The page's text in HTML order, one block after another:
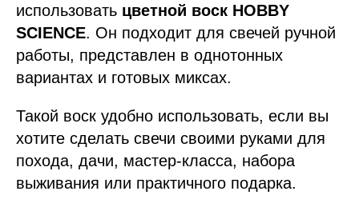
использовать цветной воск HOBBY
SCIENCE. Он подходит для свечей ручной
работы, представлен в однотонных
вариантах и готовых миксах.
Такой воск удобно использовать, если вы
хотите сделать свечи своими руками для
похода, дачи, мастер-класса, набора
выживания или практичного подарка.